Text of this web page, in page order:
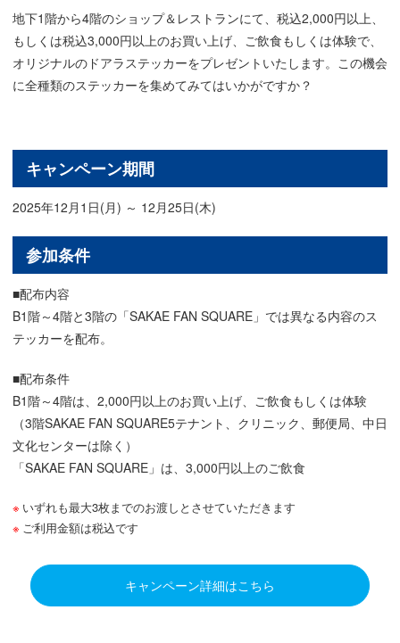
地下1階から4階のショップ＆レストランにて、税込2,000円以上、
もしくは税込3,000円以上のお買い上げ、ご飲食もしくは体験で、
オリジナルのドアラステッカーをプレゼントいたします。この機会
に全種類のステッカーを集めてみてはいかがですか？
キャンペーン期間
2025年12月1日(月) ～ 12月25日(木)
参加条件
■配布内容
B1階～4階と3階の「SAKAE FAN SQUARE」では異なる内容のス
テッカーを配布。
■配布条件
B1階～4階は、2,000円以上のお買い上げ、ご飲食もしくは体験
（3階SAKAE FAN SQUARE5テナント、クリニック、郵便局、中日
文化センターは除く）
「SAKAE FAN SQUARE」は、3,000円以上のご飲食
いずれも最大3枚までのお渡しとさせていただきます
ご利用金額は税込です
キャンペーン詳細はこちら